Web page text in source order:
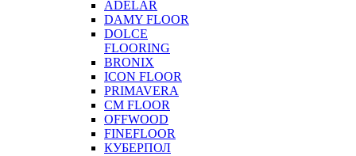
ADELAR
DAMY FLOOR
DOLCE
FLOORING
BRONIX
ICON FLOOR
PRIMAVERA
CM FLOOR
OFFWOOD
FINEFLOOR
КУБЕРПОЛ